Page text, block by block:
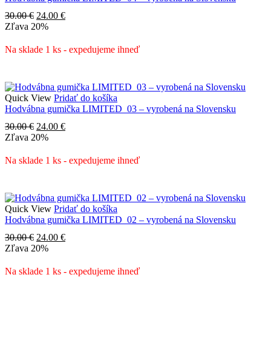
30.00€ Pôvodná
cena
30.00 €.
24.00 €Aktuálna
24.00 €.
Zľava 20%
Na sklade 1 ks - expedujeme ihneď
Quick View Pridať do košíka
Hodvábna gumička LIMITED_03 – vyrobená na Slovensku
30.00€ Pôvodná
cena
30.00 €.
24.00 €Aktuálna
24.00 €.
Zľava 20%
Na sklade 1 ks - expedujeme ihneď
Quick View Pridať do košíka
Hodvábna gumička LIMITED_02 – vyrobená na Slovensku
30.00€ Pôvodná
cena
30.00 €.
24.00 €Aktuálna
24.00 €.
Zľava 20%
Na sklade 1 ks - expedujeme ihneď